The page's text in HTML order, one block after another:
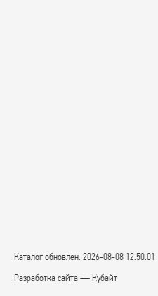
Каталог обновлен: 2026-08-08 12:50:01
Разработка сайта — Кубайт